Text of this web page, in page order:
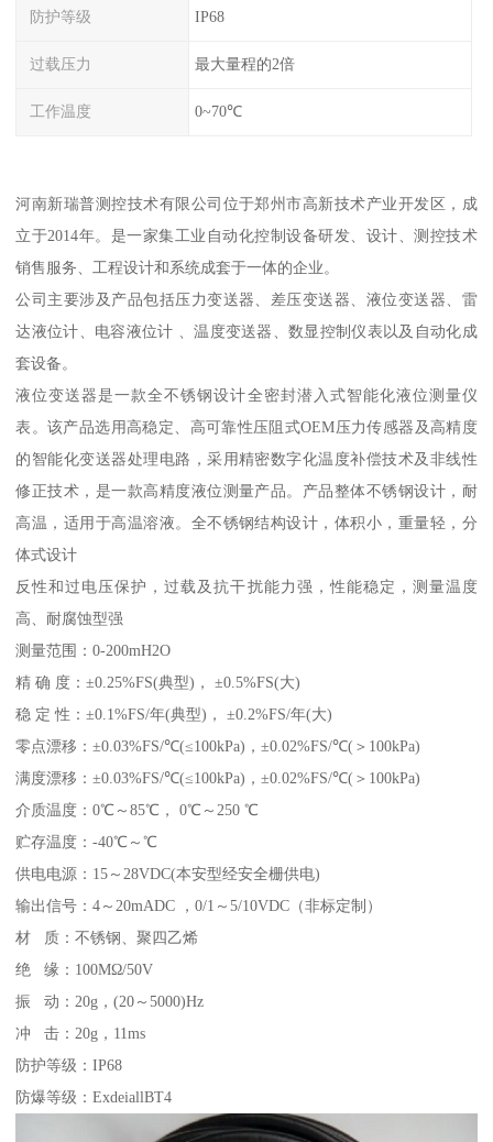
防护等级 IP68
过载压力 最大量程的2倍
工作温度 0~70℃
河南新瑞普测控技术有限公司位于郑州市高新技术产业开发区，成
立于2014年。是一家集工业自动化控制设备研发、设计、测控技术
销售服务、工程设计和系统成套于一体的企业。
公司主要涉及产品包括压力变送器、差压变送器、液位变送器、雷
达液位计、电容液位计 、温度变送器、数显控制仪表以及自动化成
套设备。
液位变送器是一款全不锈钢设计全密封潜入式智能化液位测量仪
表。该产品选用高稳定、高可靠性压阻式OEM压力传感器及高精度
的智能化变送器处理电路，采用精密数字化温度补偿技术及非线性
修正技术，是一款高精度液位测量产品。产品整体不锈钢设计，耐
高温，适用于高温溶液。全不锈钢结构设计，体积小，重量轻，分
体式设计
反性和过电压保护，过载及抗干扰能力强，性能稳定，测量温度
高、耐腐蚀型强
测量范围：0-200mH2O
精 确 度：±0.25%FS(典型)， ±0.5%FS(大)
稳 定 性：±0.1%FS/年(典型)， ±0.2%FS/年(大)
零点漂移：±0.03%FS/℃(≤100kPa)，±0.02%FS/℃(＞100kPa)
满度漂移：±0.03%FS/℃(≤100kPa)，±0.02%FS/℃(＞100kPa)
介质温度：0℃～85℃， 0℃～250 ℃
贮存温度：-40℃～℃
供电电源：15～28VDC(本安型经安全栅供电)
输出信号：4～20mADC ，0/1～5/10VDC（非标定制）
材 质：不锈钢、聚四乙烯
绝 缘：100MΩ/50V
振 动：20g，(20～5000)Hz
冲 击：20g，11ms
防护等级：IP68
防爆等级：ExdeiallBT4